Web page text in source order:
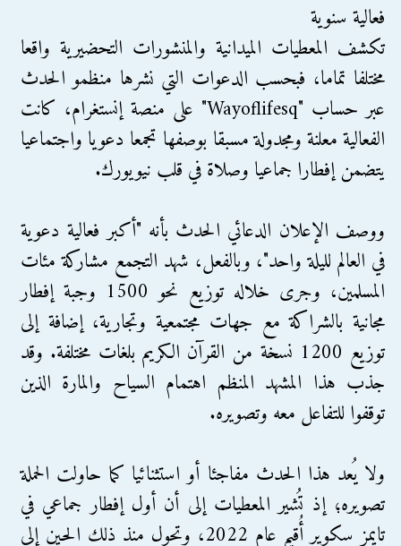
فعالية سنوية
تكشف المعطيات الميدانية والمنشورات التحضيرية واقعا
مختلفا تماما، فبحسب الدعوات التي نشرها منظمو الحدث
عبر حساب "Wayoflifesq" على منصة إنستغرام، كانت
الفعالية معلنة ومجدولة مسبقا بوصفها تجمعا دعويا واجتماعيا
يتضمن إفطارا جماعيا وصلاة في قلب نيويورك.
ووصف الإعلان الدعائي الحدث بأنه "أكبر فعالية دعوية
في العالم لليلة واحد"، وبالفعل، شهد التجمع مشاركة مئات
المسلمين، وجرى خلاله توزيع نحو 1500 وجبة إفطار
مجانية بالشراكة مع جهات مجتمعية وتجارية، إضافة إلى
توزيع 1200 نسخة من القرآن الكريم بلغات مختلفة. وقد
جذب هذا المشهد المنظم اهتمام السياح والمارة الذين
توقفوا للتفاعل معه وتصويره.
ولا يُعد هذا الحدث مفاجئا أو استثنائيا كما حاولت الحملة
تصويره؛ إذ تُشير المعطيات إلى أن أول إفطار جماعي في
تايمز سكوير أُقيم عام 2022، وتحول منذ ذلك الحين إلى